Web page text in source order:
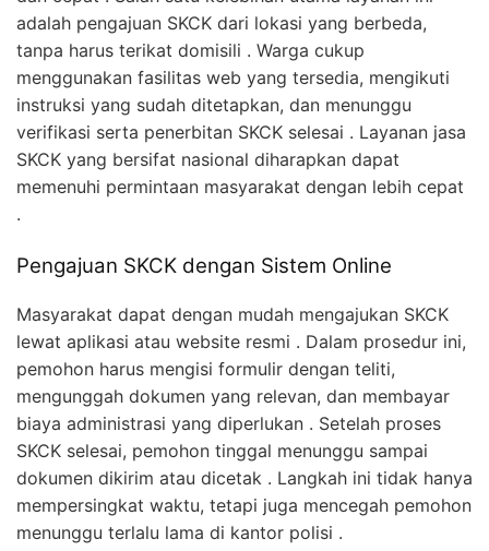
adalah pengajuan SKCK dari lokasi yang berbeda,
tanpa harus terikat domisili . Warga cukup
menggunakan fasilitas web yang tersedia, mengikuti
instruksi yang sudah ditetapkan, dan menunggu
verifikasi serta penerbitan SKCK selesai . Layanan jasa
SKCK yang bersifat nasional diharapkan dapat
memenuhi permintaan masyarakat dengan lebih cepat
.
Pengajuan SKCK dengan Sistem Online
Masyarakat dapat dengan mudah mengajukan SKCK
lewat aplikasi atau website resmi . Dalam prosedur ini,
pemohon harus mengisi formulir dengan teliti,
mengunggah dokumen yang relevan, dan membayar
biaya administrasi yang diperlukan . Setelah proses
SKCK selesai, pemohon tinggal menunggu sampai
dokumen dikirim atau dicetak . Langkah ini tidak hanya
mempersingkat waktu, tetapi juga mencegah pemohon
menunggu terlalu lama di kantor polisi .